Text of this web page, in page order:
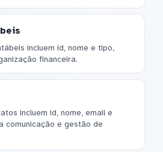
incluem id, nome e tipo,
financeira.
incluem id, nome, email e
comunicação e gestão de